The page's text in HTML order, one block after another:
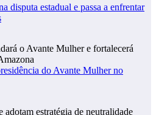
disputa estadual e passa a enfrentar
do Avante Mulher no